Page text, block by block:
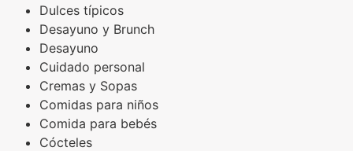
Dulces típicos
Desayuno y Brunch
Desayuno
Cuidado personal
Cremas y Sopas
Comidas para niños
Comida para bebés
Cócteles